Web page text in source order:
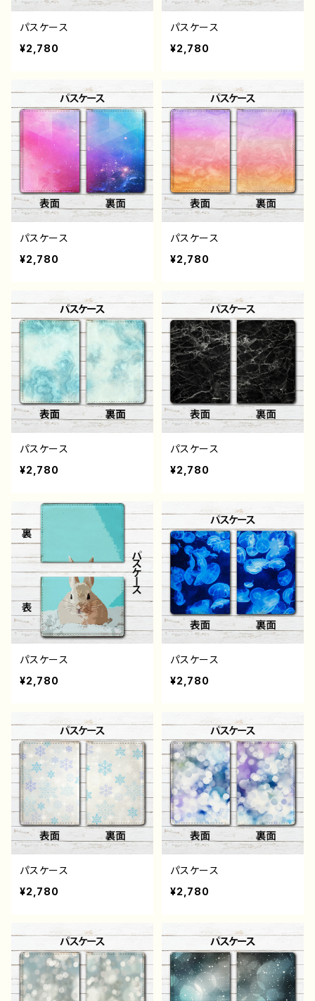
パスケース
¥2,780
パスケース
¥2,780
パスケース
¥2,780
パスケース
¥2,780
パスケース
¥2,780
パスケース
¥2,780
パスケース
¥2,780
パスケース
¥2,780
パスケース
¥2,780
パスケース
¥2,780